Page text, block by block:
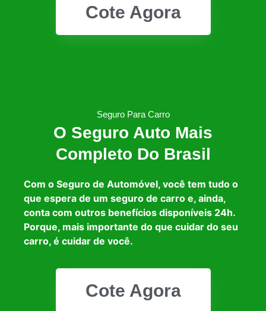
Cote Agora
Seguro Para Carro
O Seguro Auto Mais
Completo Do Brasil
Com o Seguro de Automóvel, você tem tudo o
que espera de um seguro de carro e, ainda,
conta com outros benefícios disponíveis 24h.
Porque, mais importante do que cuidar do seu
carro, é cuidar de você.
Cote Agora